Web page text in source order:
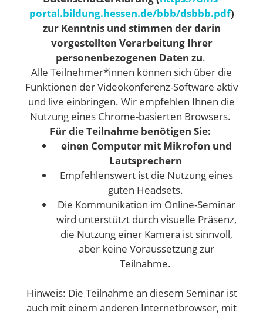
portal.bildung.hessen.de/bbb/dsbbb.pdf)
zur Kenntnis und stimmen der darin
vorgestellten Verarbeitung Ihrer
personenbezogenen Daten zu.
Alle Teilnehmer*innen können sich über die
Funktionen der Videokonferenz-Software aktiv
und live einbringen. Wir empfehlen Ihnen die
Nutzung eines Chrome-basierten Browsers.
Für die Teilnahme benötigen Sie:
einen Computer mit Mikrofon und
Lautsprechern
Empfehlenswert ist die Nutzung eines
guten Headsets.
Die Kommunikation im Online-Seminar
wird unterstützt durch visuelle Präsenz,
die Nutzung einer Kamera ist sinnvoll,
aber keine Voraussetzung zur
Teilnahme.
Hinweis: Die Teilnahme an diesem Seminar ist
auch mit einem anderen Internetbrowser, mit